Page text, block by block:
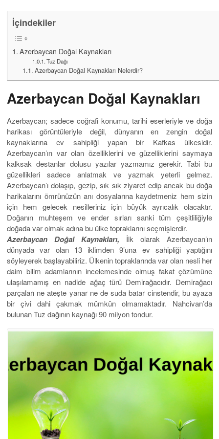
İçindekiler
Azerbaycan Doğal Kaynakları
Tuz Dağı
Azerbaycan Doğal Kaynakları Nelerdir?
Azerbaycan Doğal Kaynakları
Azerbaycan; sadece coğrafi konumu, tarihi eserleriyle ve doğa
harikası görüntüleriyle değil, dünyanın en zengin doğal
kaynaklarına ev sahipliği yapan bir Kafkas ülkesidir.
Azerbaycan’ın var olan özelliklerini ve güzelliklerini saymaya
kalksak destanlar dolusu yazılar yazmamız gerekir. Tabi bu
güzellikleri sadece anlatmak ve yazmak yeterli gelmez.
Azerbaycan’ı dolaşıp, gezip, sık sık ziyaret edip ancak bu doğa
harikalarını ömrünüzün anı dosyalarına kaydetmeniz hem sizin
için hem gelecek nesilleriniz için büyük ayrıcalık olacaktır.
Doğanın muhteşem ve ender sırları sanki tüm çeşitliliğiyle
doğada var olmak adına bu ülke topraklarını seçmişlerdir.
Azerbaycan Doğal Kaynakları, İlk olarak Azerbaycan’ın
dünyada var olan 13 iklimden 9’una ev sahipliği yaptığını
söyleyerek başlayabiliriz. Ülkenin topraklarında var olan nesli her
daim bilim adamlarının incelemesinde olmuş fakat çözümüne
ulaşılamamış en nadide ağaç türü Demirağacıdır. Demirağacı
parçaları ne ateşte yanar ne de suda batar cinstendir, bu ayaza
bir çivi dahi çakmak mümkün olmamaktadır. Nahcivan’da
bulunan Tuz dağının kaynağı 90 milyon tondur.